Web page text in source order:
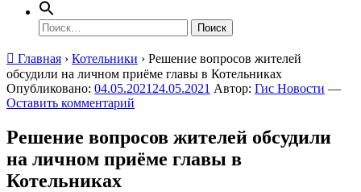
Найти:
Главная › Котельники › Решение вопросов жителей
обсудили на личном приёме главы в Котельниках
Опубликовано: 04.05.2021 24.05.2021 Автор: Гис Новости —
Оставить комментарий
Решение вопросов жителей обсудили
на личном приёме главы в
Котельниках